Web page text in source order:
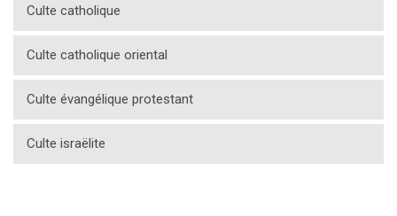
Culte catholique
Culte catholique oriental
Culte évangélique protestant
Culte israëlite